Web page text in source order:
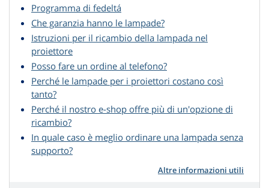
Programma di fedeltá
Che garanzia hanno le lampade?
Istruzioni per il ricambio della lampada nel
proiettore
Posso fare un ordine al telefono?
Perché le lampade per i proiettori costano così
tanto?
Perché il nostro e-shop offre più di un'opzione di
ricambio?
In quale caso è meglio ordinare una lampada senza
supporto?
Altre informazioni utili